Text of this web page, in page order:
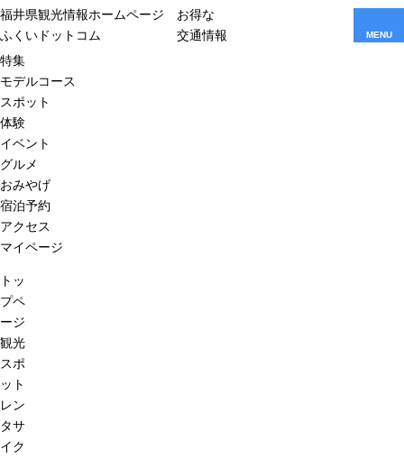
福井県観光情報ホームページ
ふくいドットコム
お得な
交通情報
MENU
特集
モデルコース
スポット
体験
イベント
グルメ
おみやげ
宿泊予約
アクセス
マイページ
トッ
プペ
ージ
観光
スポ
ット
レン
タサ
イク